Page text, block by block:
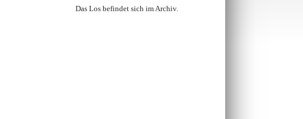
Das Los befindet sich im Archiv.